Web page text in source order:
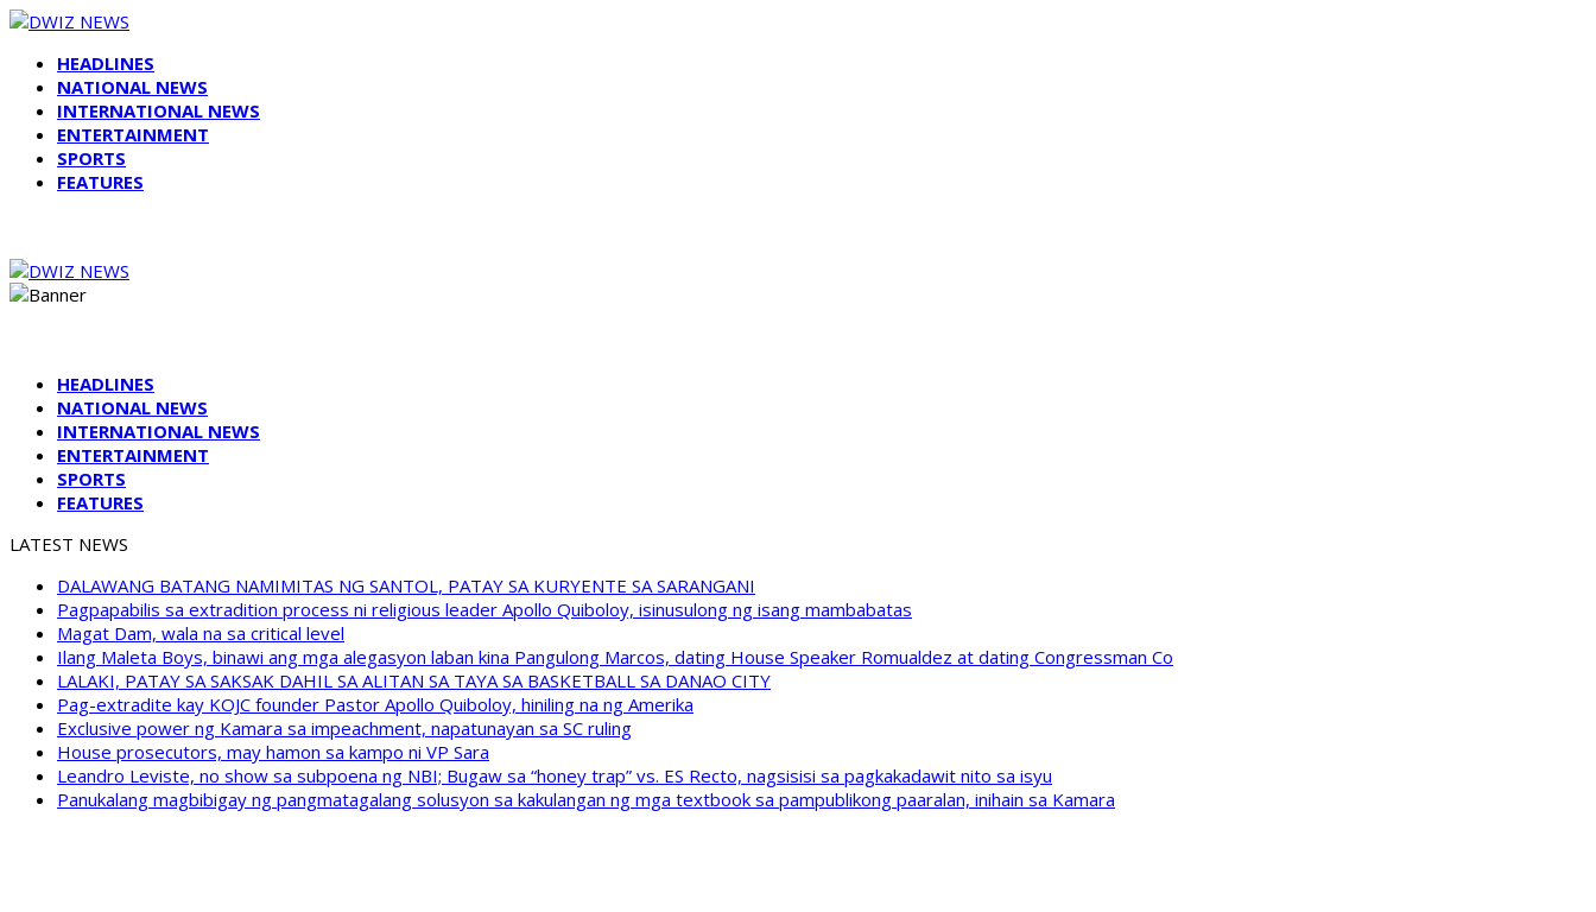
HEADLINES
NATIONAL NEWS
INTERNATIONAL NEWS
ENTERTAINMENT
SPORTS
FEATURES
HEADLINES
NATIONAL NEWS
INTERNATIONAL NEWS
ENTERTAINMENT
SPORTS
FEATURES
LATEST NEWS
DALAWANG BATANG NAMIMITAS NG SANTOL, PATAY SA KURYENTE SA SARANGANI
Pagpapabilis sa extradition process ni religious leader Apollo Quiboloy, isinusulong ng isang mambabatas
Magat Dam, wala na sa critical level
Ilang Maleta Boys, binawi ang mga alegasyon laban kina Pangulong Marcos, dating House Speaker Romualdez at dating Congressman Co
LALAKI, PATAY SA SAKSAK DAHIL SA ALITAN SA TAYA SA BASKETBALL SA DANAO CITY
Pag-extradite kay KOJC founder Pastor Apollo Quiboloy, hiniling na ng Amerika
Exclusive power ng Kamara sa impeachment, napatunayan sa SC ruling
House prosecutors, may hamon sa kampo ni VP Sara
Leandro Leviste, no show sa subpoena ng NBI; Bugaw sa “honey trap” vs. ES Recto, nagsisisi sa pagkakadawit nito sa isyu
Panukalang magbibigay ng pangmatagalang solusyon sa kakulangan ng mga textbook sa pampublikong paaralan, inihain sa Kamara